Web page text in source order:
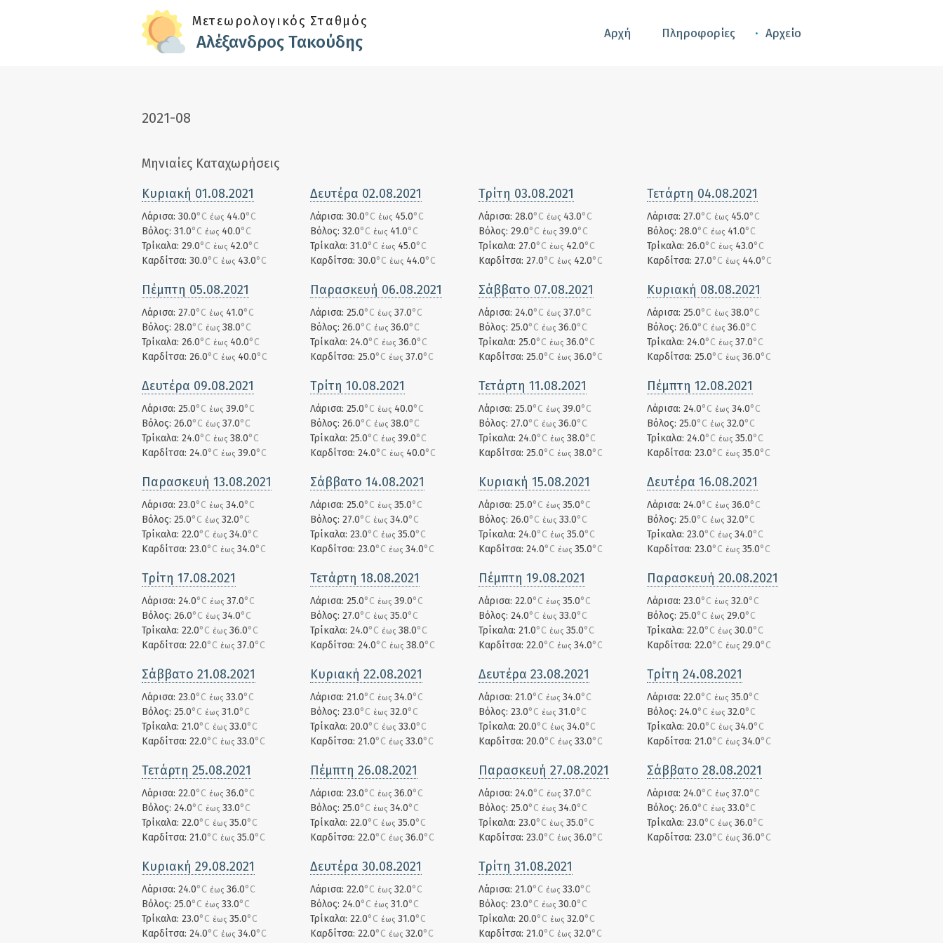
Μετεωρολογικός Σταθμός
Αλέξανδρος Τακούδης Αρχή Πληροφορίες Αρχείο
2021-08
Μηνιαίες Καταχωρήσεις
Κυριακή 01.08.2021
Λάρισα: 30.0°C έως 44.0°C
Βόλος: 31.0°C έως 40.0°C
Τρίκαλα: 29.0°C έως 42.0°C
Καρδίτσα: 30.0°C έως 43.0°C
Δευτέρα 02.08.2021
Λάρισα: 30.0°C έως 45.0°C
Βόλος: 32.0°C έως 41.0°C
Τρίκαλα: 31.0°C έως 45.0°C
Καρδίτσα: 30.0°C έως 44.0°C
Τρίτη 03.08.2021
Λάρισα: 28.0°C έως 43.0°C
Βόλος: 29.0°C έως 39.0°C
Τρίκαλα: 27.0°C έως 42.0°C
Καρδίτσα: 27.0°C έως 42.0°C
Τετάρτη 04.08.2021
Λάρισα: 27.0°C έως 45.0°C
Βόλος: 28.0°C έως 41.0°C
Τρίκαλα: 26.0°C έως 43.0°C
Καρδίτσα: 27.0°C έως 44.0°C
Πέμπτη 05.08.2021
Λάρισα: 27.0°C έως 41.0°C
Βόλος: 28.0°C έως 38.0°C
Τρίκαλα: 26.0°C έως 40.0°C
Καρδίτσα: 26.0°C έως 40.0°C
Παρασκευή 06.08.2021
Λάρισα: 25.0°C έως 37.0°C
Βόλος: 26.0°C έως 36.0°C
Τρίκαλα: 24.0°C έως 36.0°C
Καρδίτσα: 25.0°C έως 37.0°C
Σάββατο 07.08.2021
Λάρισα: 24.0°C έως 37.0°C
Βόλος: 25.0°C έως 36.0°C
Τρίκαλα: 25.0°C έως 36.0°C
Καρδίτσα: 25.0°C έως 36.0°C
Κυριακή 08.08.2021
Λάρισα: 25.0°C έως 38.0°C
Βόλος: 26.0°C έως 36.0°C
Τρίκαλα: 24.0°C έως 37.0°C
Καρδίτσα: 25.0°C έως 36.0°C
Δευτέρα 09.08.2021
Λάρισα: 25.0°C έως 39.0°C
Βόλος: 26.0°C έως 37.0°C
Τρίκαλα: 24.0°C έως 38.0°C
Καρδίτσα: 24.0°C έως 39.0°C
Τρίτη 10.08.2021
Λάρισα: 25.0°C έως 40.0°C
Βόλος: 26.0°C έως 38.0°C
Τρίκαλα: 25.0°C έως 39.0°C
Καρδίτσα: 24.0°C έως 40.0°C
Τετάρτη 11.08.2021
Λάρισα: 25.0°C έως 39.0°C
Βόλος: 27.0°C έως 36.0°C
Τρίκαλα: 24.0°C έως 38.0°C
Καρδίτσα: 25.0°C έως 38.0°C
Πέμπτη 12.08.2021
Λάρισα: 24.0°C έως 34.0°C
Βόλος: 25.0°C έως 32.0°C
Τρίκαλα: 24.0°C έως 35.0°C
Καρδίτσα: 23.0°C έως 35.0°C
Παρασκευή 13.08.2021
Λάρισα: 23.0°C έως 34.0°C
Βόλος: 25.0°C έως 32.0°C
Τρίκαλα: 22.0°C έως 34.0°C
Καρδίτσα: 23.0°C έως 34.0°C
Σάββατο 14.08.2021
Λάρισα: 25.0°C έως 35.0°C
Βόλος: 27.0°C έως 34.0°C
Τρίκαλα: 23.0°C έως 35.0°C
Καρδίτσα: 23.0°C έως 34.0°C
Κυριακή 15.08.2021
Λάρισα: 25.0°C έως 35.0°C
Βόλος: 26.0°C έως 33.0°C
Τρίκαλα: 24.0°C έως 35.0°C
Καρδίτσα: 24.0°C έως 35.0°C
Δευτέρα 16.08.2021
Λάρισα: 24.0°C έως 36.0°C
Βόλος: 25.0°C έως 32.0°C
Τρίκαλα: 23.0°C έως 34.0°C
Καρδίτσα: 23.0°C έως 35.0°C
Τρίτη 17.08.2021
Λάρισα: 24.0°C έως 37.0°C
Βόλος: 26.0°C έως 34.0°C
Τρίκαλα: 22.0°C έως 36.0°C
Καρδίτσα: 22.0°C έως 37.0°C
Τετάρτη 18.08.2021
Λάρισα: 25.0°C έως 39.0°C
Βόλος: 27.0°C έως 35.0°C
Τρίκαλα: 24.0°C έως 38.0°C
Καρδίτσα: 24.0°C έως 38.0°C
Πέμπτη 19.08.2021
Λάρισα: 22.0°C έως 35.0°C
Βόλος: 24.0°C έως 33.0°C
Τρίκαλα: 21.0°C έως 35.0°C
Καρδίτσα: 22.0°C έως 34.0°C
Παρασκευή 20.08.2021
Λάρισα: 23.0°C έως 32.0°C
Βόλος: 25.0°C έως 29.0°C
Τρίκαλα: 22.0°C έως 30.0°C
Καρδίτσα: 22.0°C έως 29.0°C
Σάββατο 21.08.2021
Λάρισα: 23.0°C έως 33.0°C
Βόλος: 25.0°C έως 31.0°C
Τρίκαλα: 21.0°C έως 33.0°C
Καρδίτσα: 22.0°C έως 33.0°C
Κυριακή 22.08.2021
Λάρισα: 21.0°C έως 34.0°C
Βόλος: 23.0°C έως 32.0°C
Τρίκαλα: 20.0°C έως 33.0°C
Καρδίτσα: 21.0°C έως 33.0°C
Δευτέρα 23.08.2021
Λάρισα: 21.0°C έως 34.0°C
Βόλος: 23.0°C έως 31.0°C
Τρίκαλα: 20.0°C έως 34.0°C
Καρδίτσα: 20.0°C έως 33.0°C
Τρίτη 24.08.2021
Λάρισα: 22.0°C έως 35.0°C
Βόλος: 24.0°C έως 32.0°C
Τρίκαλα: 20.0°C έως 34.0°C
Καρδίτσα: 21.0°C έως 34.0°C
Τετάρτη 25.08.2021
Λάρισα: 22.0°C έως 36.0°C
Βόλος: 24.0°C έως 33.0°C
Τρίκαλα: 22.0°C έως 35.0°C
Καρδίτσα: 21.0°C έως 35.0°C
Πέμπτη 26.08.2021
Λάρισα: 23.0°C έως 36.0°C
Βόλος: 25.0°C έως 34.0°C
Τρίκαλα: 22.0°C έως 35.0°C
Καρδίτσα: 22.0°C έως 36.0°C
Παρασκευή 27.08.2021
Λάρισα: 24.0°C έως 37.0°C
Βόλος: 25.0°C έως 34.0°C
Τρίκαλα: 23.0°C έως 35.0°C
Καρδίτσα: 23.0°C έως 36.0°C
Σάββατο 28.08.2021
Λάρισα: 24.0°C έως 37.0°C
Βόλος: 26.0°C έως 33.0°C
Τρίκαλα: 23.0°C έως 36.0°C
Καρδίτσα: 23.0°C έως 36.0°C
Κυριακή 29.08.2021
Λάρισα: 24.0°C έως 36.0°C
Βόλος: 25.0°C έως 33.0°C
Τρίκαλα: 23.0°C έως 35.0°C
Καρδίτσα: 24.0°C έως 34.0°C
Δευτέρα 30.08.2021
Λάρισα: 22.0°C έως 32.0°C
Βόλος: 24.0°C έως 31.0°C
Τρίκαλα: 22.0°C έως 31.0°C
Καρδίτσα: 22.0°C έως 32.0°C
Τρίτη 31.08.2021
Λάρισα: 21.0°C έως 33.0°C
Βόλος: 23.0°C έως 30.0°C
Τρίκαλα: 20.0°C έως 32.0°C
Καρδίτσα: 21.0°C έως 32.0°C